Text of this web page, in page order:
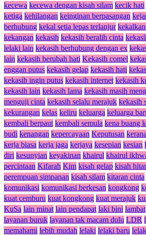
kecewa kecewa dengan kisah silam kecik hati
ketiga kehilangan keinginan berpasangan
berhubung kekal setia lepas terlanjur
kekangan kekasih kekasih beralih cinta
lelaki lain kekasih berhubung dengan ex
lain kekasih berubah hati Kekasih comel
enggan putus kekasih gelap kekasih hati
kekasih ingin putus kekasih internet kekasih
kekasih lain kekasih lama kekasih masih
menguji cinta kekasih selalu merajuk kekasih
kekurangan kelas keliru keluarga keluarga
kembali berpaut kembali semula kena buang
budi kenangan kepercayaan Keputusan
kerja biasa kerja jaga kerjaya kesepian kesian
diri kesunyian keyakinan khairul khairul
percintaan Kifarah Kim kisah gelap kisah
perempuan simpanan kisah silam kitaran cinta
komunikasi komunikasi berkesan kongkong
kuat cemburu kuat kongkong kuat merajuk
KuSa lain minat lain pendapat laki bini lambat
layanan buruk layanan tak macam dulu LDR
memahami lebih mudah lelaki lelaki baru